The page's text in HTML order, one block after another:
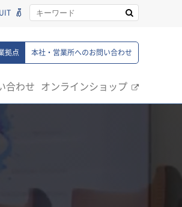
拠点 本社・営業所へのお問い合わせ
合わせ オンラインショップ